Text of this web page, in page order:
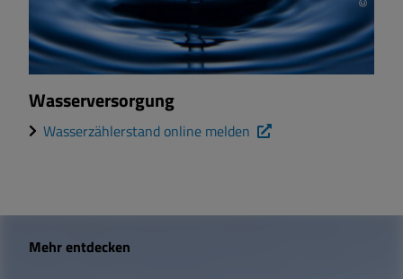
Wasserversorgung
Wasserzählerstand online melden
W
Mehr entdecken